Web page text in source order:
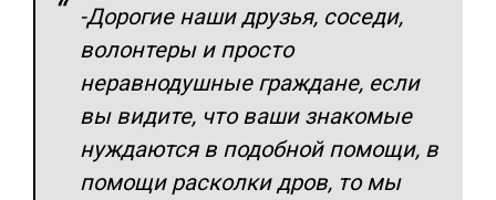
-Дорогие наши друзья, соседи,
волонтеры и просто
неравнодушные граждане, если
вы видите, что ваши знакомые
нуждаются в подобной помощи, в
помощи расколки дров, то мы